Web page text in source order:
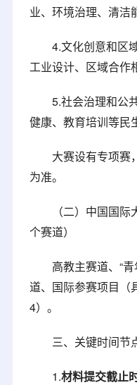
业、环境治理、清洁
4.文化创意和区
工业设计、区域合作
5.社会治理和公
健康、教育培训等民
大赛设有专项赛
为准。
（二）中国国
个赛道）
高教主赛道、“
道、国际参赛项目（
4）。
三、关键时间节
1.材料提交截止